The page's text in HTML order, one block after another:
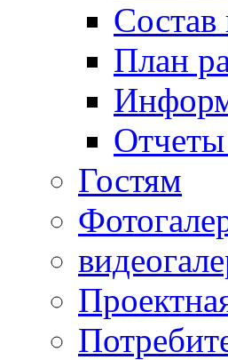
Состав
План
Гостям